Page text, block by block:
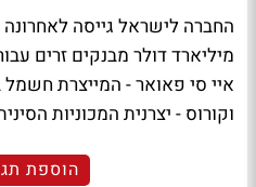
החברה לישראל גייסה
מיליארד דולר מבנקים זרים
איי סי פאואר - המייצרת
וקורוס - יצרנית המכוניות
הוספת